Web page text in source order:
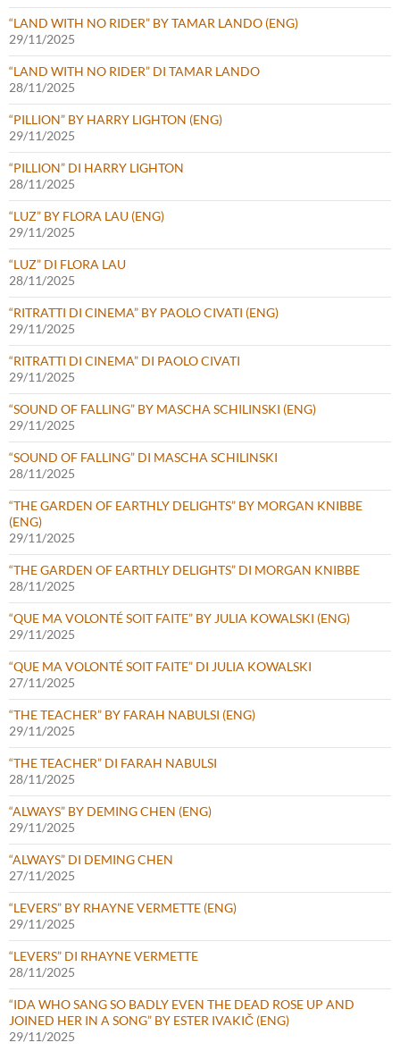
“LAND WITH NO RIDER” BY TAMAR LANDO (ENG)
29/11/2025
“LAND WITH NO RIDER” DI TAMAR LANDO
28/11/2025
“PILLION” BY HARRY LIGHTON (ENG)
29/11/2025
“PILLION” DI HARRY LIGHTON
28/11/2025
“LUZ” BY FLORA LAU (ENG)
29/11/2025
“LUZ” DI FLORA LAU
28/11/2025
“RITRATTI DI CINEMA” BY PAOLO CIVATI (ENG)
29/11/2025
“RITRATTI DI CINEMA” DI PAOLO CIVATI
29/11/2025
“SOUND OF FALLING” BY MASCHA SCHILINSKI (ENG)
29/11/2025
“SOUND OF FALLING” DI MASCHA SCHILINSKI
28/11/2025
“THE GARDEN OF EARTHLY DELIGHTS” BY MORGAN KNIBBE
(ENG)
29/11/2025
“THE GARDEN OF EARTHLY DELIGHTS” DI MORGAN KNIBBE
28/11/2025
“QUE MA VOLONTÉ SOIT FAITE” BY JULIA KOWALSKI (ENG)
29/11/2025
“QUE MA VOLONTÉ SOIT FAITE” DI JULIA KOWALSKI
27/11/2025
“THE TEACHER” BY FARAH NABULSI (ENG)
29/11/2025
“THE TEACHER” DI FARAH NABULSI
28/11/2025
“ALWAYS” BY DEMING CHEN (ENG)
29/11/2025
“ALWAYS” DI DEMING CHEN
27/11/2025
“LEVERS” BY RHAYNE VERMETTE (ENG)
29/11/2025
“LEVERS” DI RHAYNE VERMETTE
28/11/2025
“IDA WHO SANG SO BADLY EVEN THE DEAD ROSE UP AND
JOINED HER IN A SONG” BY ESTER IVAKIČ (ENG)
29/11/2025